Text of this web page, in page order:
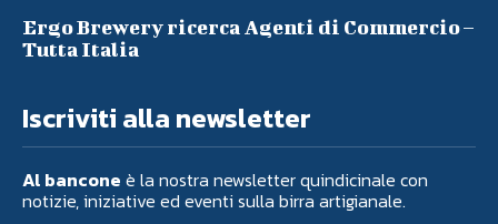
Ergo Brewery ricerca Agenti di Commercio –
Tutta Italia
Iscriviti alla newsletter
Al bancone è la nostra newsletter quindicinale con
notizie, iniziative ed eventi sulla birra artigianale.